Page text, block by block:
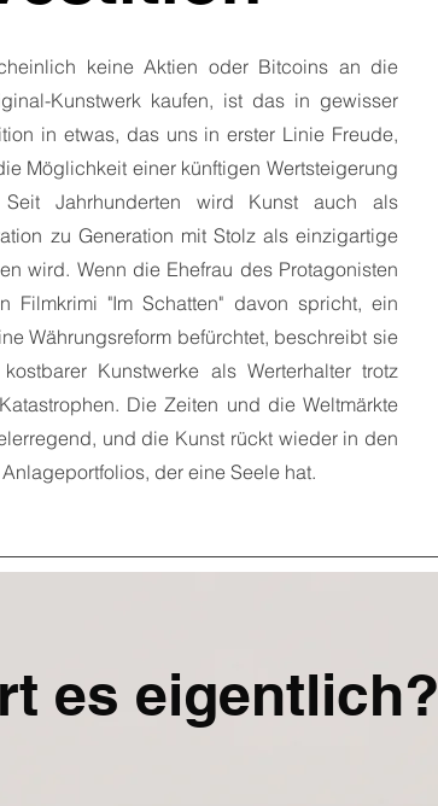
keine Aktien oder Bitcoins an die
Kunstwerk kaufen, ist das in gewisser
in etwas, das uns in erster Linie Freude,
Möglichkeit einer künftigen Wertsteigerung
Jahrhunderten wird Kunst auch als
zu Generation mit Stolz als einzigartige
wird. Wenn die Ehefrau des Protagonisten
Filmkrimi "Im Schatten" davon spricht, ein
Währungsreform befürchtet, beschreibt sie
Kunstwerke als Werterhalter trotz
Die Zeiten und die Weltmärkte
und die Kunst rückt wieder in den
der eine Seele hat.
es eigentlich?